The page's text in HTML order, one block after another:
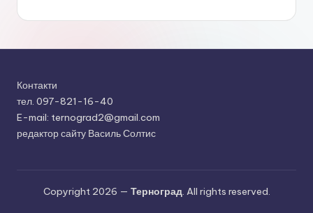
Контакти
тел. 097-821-16-40
E-mail: ternograd2@gmail.com
редактор сайту Василь Солтис
Copyright 2026 — Терноград. All rights reserved.